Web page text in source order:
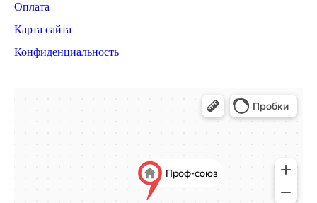
Оплата
Карта сайта
Конфиденциальность